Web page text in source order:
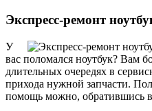
Экспресс-ремонт
У
вас поломался ноутбук? Вам
длительных очередях в
прихода нужной запчасти.
помощь можно, обратившись